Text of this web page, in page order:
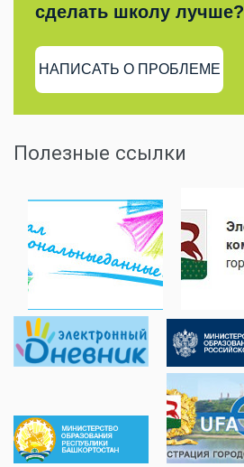
сделать школу лучше?
НАПИСАТЬ О ПРОБЛЕМЕ
Полезные ссылки